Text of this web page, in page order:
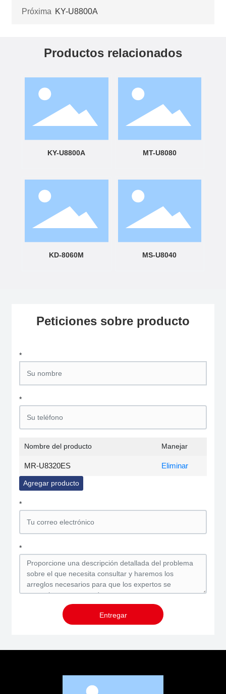
Próxima KY-U8800A
Productos relacionados
KY-U8800A MT-U8080
KD-8060M MS-U8040
Peticiones sobre producto
*
*
Nombre del producto Manejar
MR-U8320ES Eliminar
Agregar producto
*
*
Entregar